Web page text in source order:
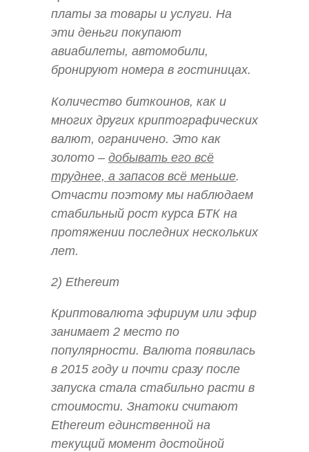
платы за товары и услуги. На
эти деньги покупают
авиабилеты, автомобили,
бронируют номера в гостиницах.
Количество биткоинов, как и
многих других криптографических
валют, ограничено. Это как
золото – добывать его всё
труднее, а запасов всё меньше.
Отчасти поэтому мы наблюдаем
стабильный рост курса БТК на
протяжении последних нескольких
лет.
2) Ethereum
Криптовалюта эфириум или эфир
занимает 2 место по
популярности. Валюта появилась
в 2015 году и почти сразу после
запуска стала стабильно расти в
стоимости. Знатоки считают
Ethereum единственной на
текущий момент достойной